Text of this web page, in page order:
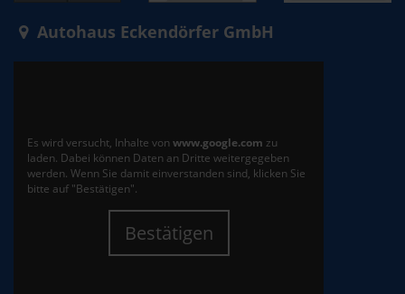
Autohaus Eckendörfer GmbH
Es wird versucht, Inhalte von www.google.com zu
laden. Dabei können Daten an Dritte weitergegeben
werden. Wenn Sie damit einverstanden sind, klicken Sie
bitte auf "Bestätigen".
Bestätigen